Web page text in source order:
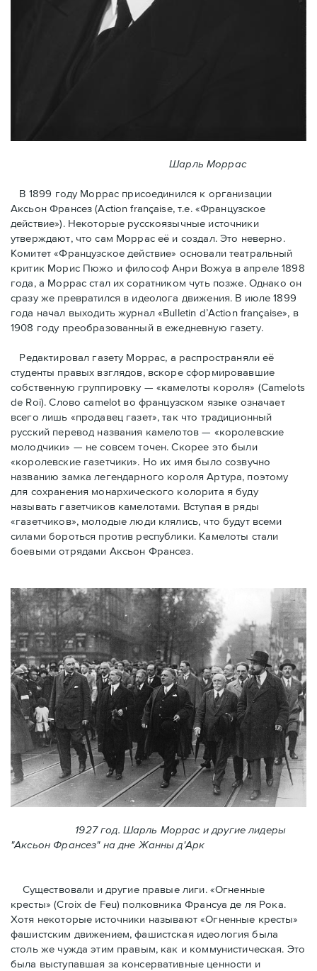
Шарль Моррас
В 1899 году Моррас присоединился к организации
Аксьон Франсез (Action française, т.е. «Французское
действие»). Некоторые русскоязычные источники
утверждают, что сам Моррас её и создал. Это неверно.
Комитет «Французское действие» основали театральный
критик Морис Пюжо и философ Анри Вожуа в апреле 1898
года, а Моррас стал их соратником чуть позже. Однако он
сразу же превратился в идеолога движения. В июле 1899
года начал выходить журнал «Bulletin d’Action française», в
1908 году преобразованный в ежедневную газету.
Редактировал газету Моррас, а распространяли её
студенты правых взглядов, вскоре сформировавшие
собственную группировку — «камелоты короля» (Camelots
de Roi). Слово camelot во французском языке означает
всего лишь «продавец газет», так что традиционный
русский перевод названия камелотов — «королевские
молодчики» — не совсем точен. Скорее это были
«королевские газетчики». Но их имя было созвучно
названию замка легендарного короля Артура, поэтому
для сохранения монархического колорита я буду
называть газетчиков камелотами. Вступая в ряды
«газетчиков», молодые люди клялись, что будут всеми
силами бороться против республики. Камелоты стали
боевыми отрядами Аксьон Франсез.
1927 год. Шарль Моррас и другие лидеры
"Аксьон Франсез" на дне Жанны д'Арк
Существовали и другие правые лиги. «Огненные
кресты» (Croix de Feu) полковника Франсуа де ля Рока.
Хотя некоторые источники называют «Огненные крeсты»
фашистским движением, фашистская идеология была
столь же чужда этим правым, как и коммунистическая. Это
была выступавшая за консервативные ценности и